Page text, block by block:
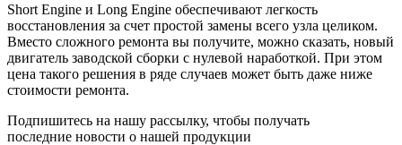
Short Engine и Long Engine обеспечивают легкость
восстановления за счет простой замены всего узла целиком.
Вместо сложного ремонта вы получите, можно сказать, новый
двигатель заводской сборки с нулевой наработкой. При этом
цена такого решения в ряде случаев может быть даже ниже
стоимости ремонта.
Подпишитесь на нашу рассылку, чтобы получать
последние новости о нашей продукции